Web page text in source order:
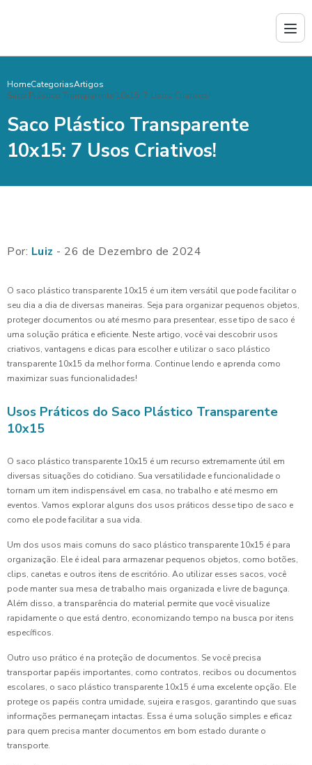
HomeCategoriasArtigos
Saco Plástico Transparente 10x15: 7 Usos Criativos!
Saco Plástico Transparente
10x15: 7 Usos Criativos!
Por: Luiz - 26 de Dezembro de 2024
O saco plástico transparente 10x15 é um item versátil que pode facilitar o
seu dia a dia de diversas maneiras. Seja para organizar pequenos objetos,
proteger documentos ou até mesmo para presentear, esse tipo de saco é
uma solução prática e eficiente. Neste artigo, você vai descobrir usos
criativos, vantagens e dicas para escolher e utilizar o saco plástico
transparente 10x15 da melhor forma. Continue lendo e aprenda como
maximizar suas funcionalidades!
Usos Práticos do Saco Plástico Transparente
10x15
O saco plástico transparente 10x15 é um recurso extremamente útil em
diversas situações do cotidiano. Sua versatilidade e funcionalidade o
tornam um item indispensável em casa, no trabalho e até mesmo em
eventos. Vamos explorar alguns dos usos práticos desse tipo de saco e
como ele pode facilitar a sua vida.
Um dos usos mais comuns do saco plástico transparente 10x15 é para
organização. Ele é ideal para armazenar pequenos objetos, como botões,
clips, canetas e outros itens de escritório. Ao utilizar esses sacos, você
pode manter sua mesa de trabalho mais organizada e livre de bagunça.
Além disso, a transparência do material permite que você visualize
rapidamente o que está dentro, economizando tempo na busca por itens
específicos.
Outro uso prático é na proteção de documentos. Se você precisa
transportar papéis importantes, como contratos, recibos ou documentos
escolares, o saco plástico transparente 10x15 é uma excelente opção. Ele
protege os papéis contra umidade, sujeira e rasgos, garantindo que suas
informações permaneçam intactas. Essa é uma solução simples e eficaz
para quem precisa manter documentos em bom estado durante o
transporte.